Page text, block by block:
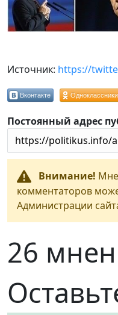
Источник: https://
Вконтакте Одноклассники
Постоянный адрес
Внимание!
комментаторов
Администрации
26